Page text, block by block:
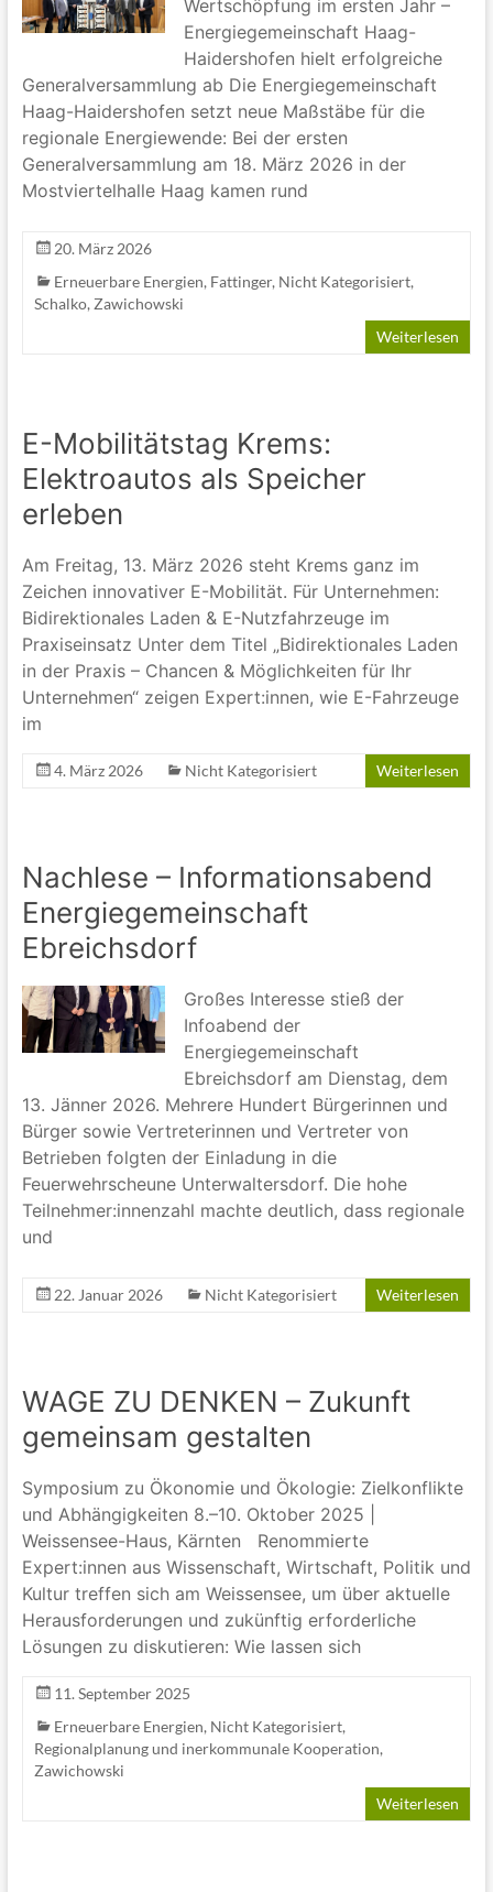
Wertschöpfung im ersten Jahr –
Energiegemeinschaft Haag-
Haidershofen hielt erfolgreiche
Generalversammlung ab Die Energiegemeinschaft
Haag-Haidershofen setzt neue Maßstäbe für die
regionale Energiewende: Bei der ersten
Generalversammlung am 18. März 2026 in der
Mostviertelhalle Haag kamen rund
20. März 2026
Erneuerbare Energien, Fattinger, Nicht Kategorisiert,
Schalko, Zawichowski
Weiterlesen
E-Mobilitätstag Krems:
Elektroautos als Speicher
erleben
Am Freitag, 13. März 2026 steht Krems ganz im
Zeichen innovativer E-Mobilität. Für Unternehmen:
Bidirektionales Laden & E-Nutzfahrzeuge im
Praxiseinsatz Unter dem Titel „Bidirektionales Laden
in der Praxis – Chancen & Möglichkeiten für Ihr
Unternehmen“ zeigen Expert:innen, wie E-Fahrzeuge
im
4. März 2026 Nicht Kategorisiert Weiterlesen
Nachlese – Informationsabend
Energiegemeinschaft
Ebreichsdorf
Großes Interesse stieß der
Infoabend der
Energiegemeinschaft
Ebreichsdorf am Dienstag, dem
13. Jänner 2026. Mehrere Hundert Bürgerinnen und
Bürger sowie Vertreterinnen und Vertreter von
Betrieben folgten der Einladung in die
Feuerwehrscheune Unterwaltersdorf. Die hohe
Teilnehmer:innenzahl machte deutlich, dass regionale
und
22. Januar 2026 Nicht Kategorisiert Weiterlesen
WAGE ZU DENKEN – Zukunft
gemeinsam gestalten
Symposium zu Ökonomie und Ökologie: Zielkonflikte
und Abhängigkeiten 8.–10. Oktober 2025 |
Weissensee-Haus, Kärnten Renommierte
Expert:innen aus Wissenschaft, Wirtschaft, Politik und
Kultur treffen sich am Weissensee, um über aktuelle
Herausforderungen und zukünftig erforderliche
Lösungen zu diskutieren: Wie lassen sich
11. September 2025
Erneuerbare Energien, Nicht Kategorisiert,
Regionalplanung und inerkommunale Kooperation,
Zawichowski
Weiterlesen